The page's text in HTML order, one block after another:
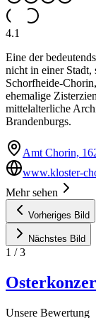
4.1
Eine der
nicht in einer Stadt,
Schorfheide-
ehemalige
mittelalterliche
Brandenburgs.
Amt Chorin,
www.kloster-
Mehr sehen
Vorheriges Bild
Nächstes Bild
1 /3
Unsere Bewertung